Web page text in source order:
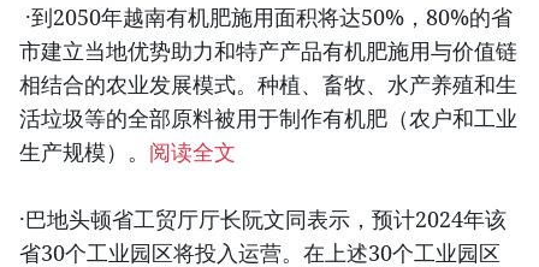
·到2050年越南有机肥施用面积将达50%，80%的省
市建立当地优势助力和特产产品有机肥施用与价值链
相结合的农业发展模式。种植、畜牧、水产养殖和生
活垃圾等的全部原料被用于制作有机肥（农户和工业
生产规模）。 阅读全文
·巴地头顿省工贸厅厅长阮文同表示，预计2024年该
省30个工业园区将投入运营。在上述30个工业园区